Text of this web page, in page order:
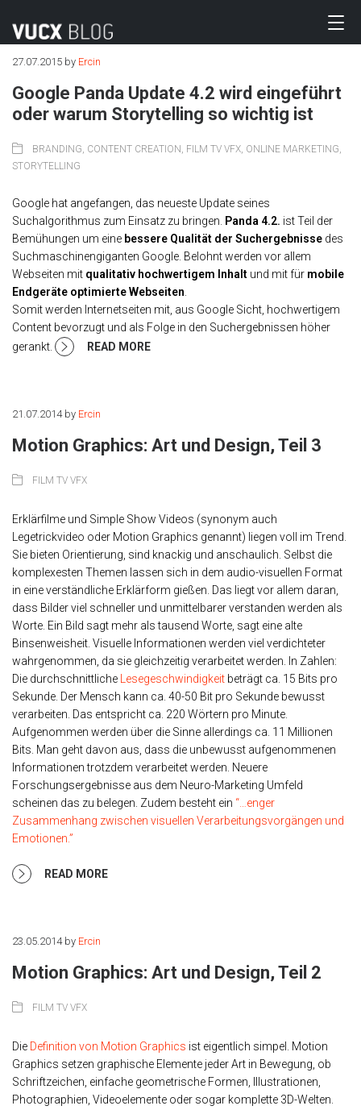
27.07.2015 by Ercin
Google Panda Update 4.2 wird eingeführt
oder warum Storytelling so wichtig ist
BRANDING, CONTENT CREATION , FILM TV VFX, ONLINE MARKETING,
STORYTELLING
Google hat angefangen, das neueste Update seines
Suchalgorithmus zum Einsatz zu bringen. Panda 4.2. ist Teil der
Bemühungen um eine bessere Qualität der Suchergebnisse des
Suchmaschinengiganten Google. Belohnt werden vor allem
Webseiten mit qualitativ hochwertigem Inhalt und mit für mobile
Endgeräte optimierte Webseiten
Somit werden Internetseiten mit, aus Google Sicht, hochwertigem
Content bevorzugt und als Folge in den Suchergebnissen höher
gerankt.
READ MORE
21.07.2014by Ercin
Motion Graphics: Art und Design, Teil 3
FILM TV VFX
Erklärfilme und Simple Show Videos (synonym auch
Legetrickvideo oder Motion Graphics genannt) liegen voll im Trend.
Sie bieten Orientierung, sind knackig und anschaulich. Selbst die
komplexesten Themen lassen sich in dem audio-visuellen Format
in eine verständliche Erklärform gießen. Das liegt vor allem daran,
dass Bilder viel schneller und unmittelbarer verstanden werden als
Worte. Ein Bild sagt mehr als tausend Worte, sagt eine alte
Binsenweisheit. Visuelle Informationen werden viel verdichteter
wahrgenommen, da sie gleichzeitig verarbeitet werden. In Zahlen:
Die durchschnittliche
Lesegeschwindigkeit beträgt ca. 15 Bits pro
Sekunde. Der Mensch kann ca. 40-50 Bit pro Sekunde bewusst
verarbeiten. Das entspricht ca. 220 Wörtern pro Minute.
Aufgenommen werden über die Sinne allerdings ca. 11 Millionen
Bits. Man geht davon aus, dass die unbewusst aufgenommenen
Informationen trotzdem verarbeitet werden. Neuere
Forschungsergebnisse aus dem Neuro-Marketing Umfeld
scheinen das zu belegen. Zudem besteht ein “…enger
Zusammenhang zwischen visuellen Verarbeitungsvorgängen und
Emotionen.”
READ MORE
23.05.2014by Ercin
Motion Graphics: Art und Design, Teil 2
FILM TV VFX
Die Definition von Motion Graphics ist eigentlich simpel. Motion
Graphics setzen graphische Elemente jeder Art in Bewegung, ob
Schriftzeichen, einfache geometrische Formen, Illustrationen,
Photographien, Videoelemente oder sogar komplette 3D-Welten.